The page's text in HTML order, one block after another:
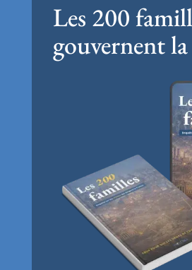
Les 200
gouvernent